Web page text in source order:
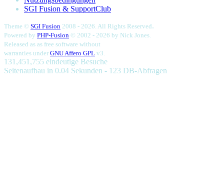
SGI Fusion & SupportClub
Theme © SGI Fusion 2008 - 2026. All Rights Reserved.
Powered by PHP-Fusion © 2002 - 2026 by Nick Jones.
Released as as free software without
warranties under GNU Affero GPL v3.
131,451,755 eindeutige Besuche
Seitenaufbau in 0.04 Sekunden - 123 DB-Abfragen